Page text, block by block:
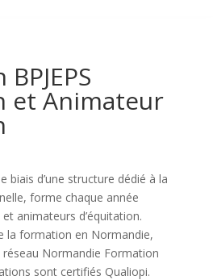
et Animateur
biais d’une structure dédié à la
forme chaque année
animateurs d’équitation.
la formation en Normandie,
Normandie Formation
sont certifiés Qualiopi.